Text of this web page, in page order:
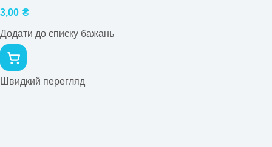
3,00 ₴
Додати до списку бажань
Швидкий перегляд